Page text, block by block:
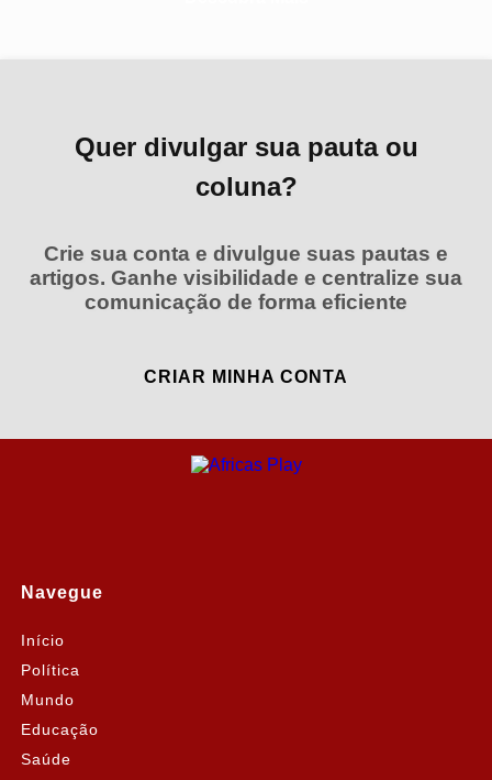
Quer divulgar sua pauta ou
coluna?
Crie sua conta e divulgue suas pautas e
artigos. Ganhe visibilidade e centralize sua
comunicação de forma eficiente
CRIAR MINHA CONTA
Navegue
Início
Política
Mundo
Educação
Saúde